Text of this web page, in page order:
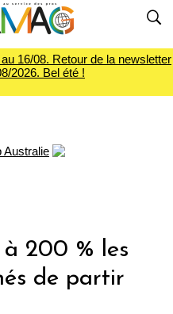
16/08. Retour de la newsletter
2026. Bel été !
à 200 % les
de partir